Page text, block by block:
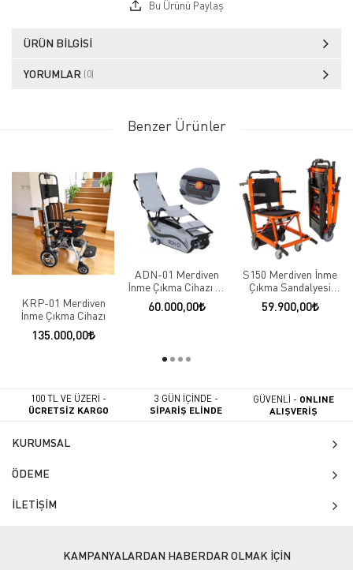
Bu Ürünü Paylaş
ÜRÜN BILGISI
YORUMLAR (0)
Benzer Ürünler
KRP-01 Merdiven
İnme Çıkma Cihazı
135.000,00
ADN-01 Merdiven
İnme Çıkma Cihazı **
TSE Belgeli** Güvenli
60.000,00
S150 Merdiven İnme
Çıkma Sandalyesi
Cihazı
59.900,00
100 TL VE ÜZERİ -
ÜCRETSİZ KARGO
3 GÜN İÇİNDE -
SİPARİŞ ELİNDE
GÜVENLİ - ONLINE
ALIŞVERİŞ
KURUMSAL
ÖDEME
İLETİŞİM
KAMPANYALARDAN HABERDAR OLMAK İÇİN